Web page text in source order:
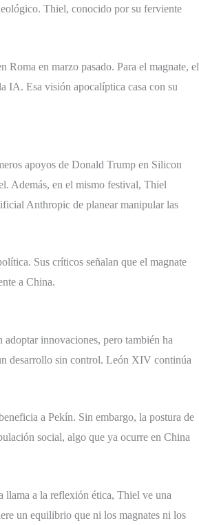
Thiel, conocido por su ferviente
Roma en marzo pasado. Para el magnate, el
IA. Esa visión apocalíptica casa con su
apoyos de Donald Trump en Silicon
Además, en el mismo festival, Thiel
Anthropic de planear manipular las
Sus críticos señalan que el magnate
a China.
innovaciones, pero también ha
desarrollo sin control. León XIV continúa
a Pekín. Sin embargo, la postura de
social, algo que ya ocurre en China
llama a la reflexión ética, Thiel ve una
un equilibrio que ni los magnates ni los